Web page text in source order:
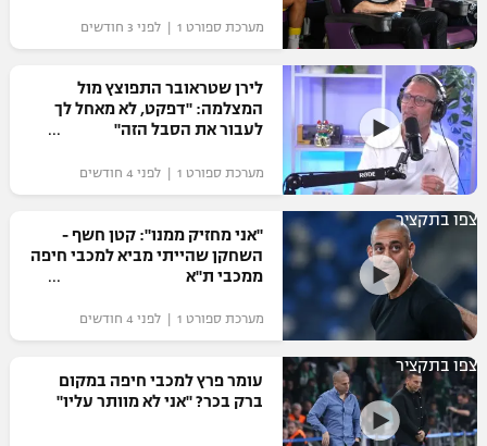
תנאי שימוש
מדיניות פרטיות
תקנון פעילות ספורט 1
רשיון להקרנה פומבית לבית עסק
הצטרפות לחבילת הערוצים
לוח דרושים – ג'ובנט
תגיות
המגזין
ספורט אתגרי ואקסטרים
אומנויות לחימה
גיימינג E-Sports
מערכת ספורט 1 | לפני 3 חודשים
לירן שטראובר התפוצץ מול
המצלמה: "דפקט, לא מאחל לך
לעבור את הסבל הזה"
מערכת ספורט 1 | לפני 4 חודשים
צפו בתקציר
"אני מחזיק ממנו": קטן חשף -
השחקן שהייתי מביא למכבי חיפה
ממכבי ת"א
מערכת ספורט 1 | לפני 4 חודשים
צפו בתקציר
עומר פרץ למכבי חיפה במקום
ברק בכר? "אני לא מוותר עליו"